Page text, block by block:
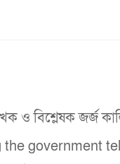
লেখক ও বিশ্লেষক
government